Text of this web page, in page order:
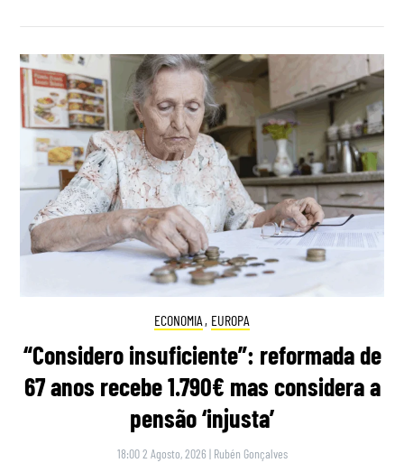
ECONOMIA , EUROPA
“Considero insuficiente”: reformada de
67 anos recebe 1.790€ mas considera a
pensão ‘injusta’
18:00 2 Agosto, 2026 | Rubén Gonçalves